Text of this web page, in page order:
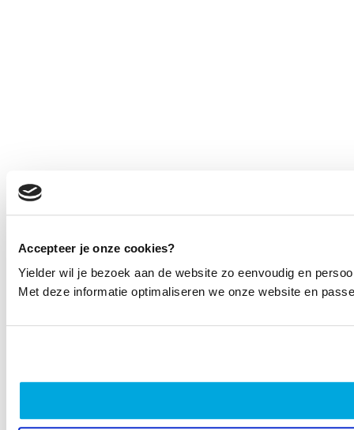
Accepteer je onze cookies?
Yielder wil je bezoek aan de website zo eenvoudig en
Met deze informatie optimaliseren we onze website en